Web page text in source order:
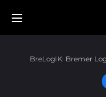
BreLogIK: Bremer